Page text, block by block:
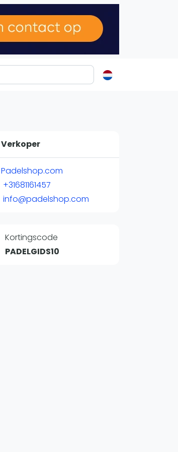
Verkoper
Padelshop.com
+31681161457
info@padelshop.com
Kortingscode
PADELGIDS10